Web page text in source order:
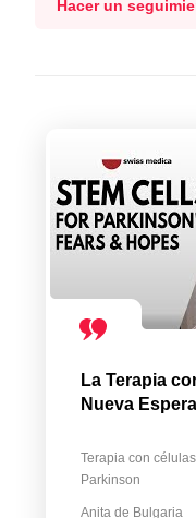
Hacer un
La Terapia
Nueva
Terapia con
Parkinson
Anita de Bulgaria